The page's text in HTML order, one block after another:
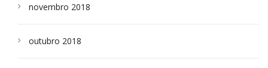
novembro 2018
outubro 2018